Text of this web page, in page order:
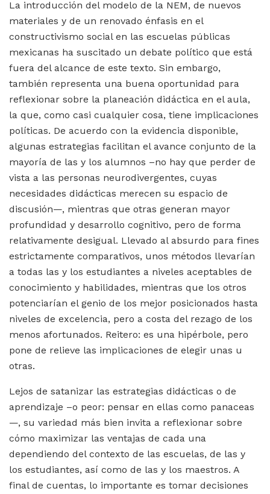
La introducción del modelo de la NEM, de nuevos
materiales y de un renovado énfasis en el
constructivismo social en las escuelas públicas
mexicanas ha suscitado un debate político que está
fuera del alcance de este texto. Sin embargo,
también representa una buena oportunidad para
reflexionar sobre la planeación didáctica en el aula,
la que, como casi cualquier cosa, tiene implicaciones
políticas. De acuerdo con la evidencia disponible,
algunas estrategias facilitan el avance conjunto de la
mayoría de las y los alumnos –no hay que perder de
vista a las personas neurodivergentes, cuyas
necesidades didácticas merecen su espacio de
discusión—, mientras que otras generan mayor
profundidad y desarrollo cognitivo, pero de forma
relativamente desigual. Llevado al absurdo para fines
estrictamente comparativos, unos métodos llevarían
a todas las y los estudiantes a niveles aceptables de
conocimiento y habilidades, mientras que los otros
potenciarían el genio de los mejor posicionados hasta
niveles de excelencia, pero a costa del rezago de los
menos afortunados. Reitero: es una hipérbole, pero
pone de relieve las implicaciones de elegir unas u
otras.
Lejos de satanizar las estrategias didácticas o de
aprendizaje –o peor: pensar en ellas como panaceas
—, su variedad más bien invita a reflexionar sobre
cómo maximizar las ventajas de cada una
dependiendo del contexto de las escuelas, de las y
los estudiantes, así como de las y los maestros. A
final de cuentas, lo importante es tomar decisiones